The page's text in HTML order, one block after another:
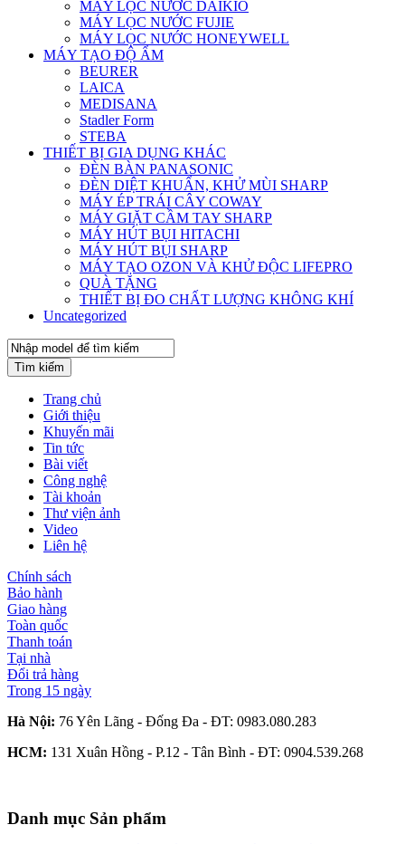
MÁY LỌC NƯỚC DAIKIO
MÁY LỌC NƯỚC FUJIE
MÁY LỌC NƯỚC HONEYWELL
MÁY TẠO ĐỘ ẨM
BEURER
LAICA
MEDISANA
Stadler Form
STEBA
THIẾT BỊ GIA DỤNG KHÁC
ĐÈN BÀN PANASONIC
ĐÈN DIỆT KHUẨN, KHỬ MÙI SHARP
MÁY ÉP TRÁI CÂY COWAY
MÁY GIẶT CẦM TAY SHARP
MÁY HÚT BỤI HITACHI
MÁY HÚT BỤI SHARP
MÁY TẠO OZON VÀ KHỬ ĐỘC LIFEPRO
QUÀ TẶNG
THIẾT BỊ ĐO CHẤT LƯỢNG KHÔNG KHÍ
Uncategorized
Tìm kiếm
Trang chủ
Giới thiệu
Khuyến mãi
Tin tức
Bài viết
Công nghệ
Tài khoản
Thư viện ảnh
Video
Liên hệ
Chính sách
Bảo hành
Giao hàng
Toàn quốc
Thanh toán
Tại nhà
Đổi trả hàng
Trong 15 ngày
Hà Nội: 76 Yên Lãng - Đống Đa - ĐT: 0983.080.283
HCM: 131 Xuân Hồng - P.12 - Tân Bình - ĐT: 0904.539.268
Danh mục Sản phẩm